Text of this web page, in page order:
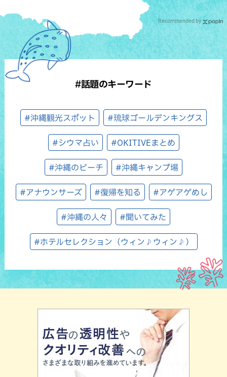
Recommended by
#話題のキーワード
#沖縄観光スポット #琉球ゴールデンキングス
#シウマ占い #OKITIVEまとめ
#沖縄のビーチ #沖縄キャンプ場
#アナウンサーズ #復帰を知る #アゲアゲめし
#沖縄の人々 #聞いてみた
#ホテルセレクション（ウィン♪ウィン♪）